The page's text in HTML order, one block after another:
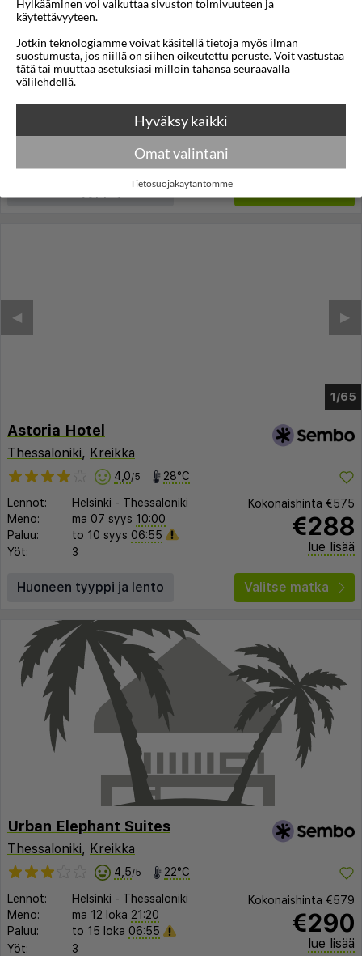
Hotel Socrates
Ateena,Kreikka
Lennot: Helsinki-Ateena
05:30
Paluu:
ti 03 marras 15:15
Kokonaishinta€573
€287
Huoneen tyyppi ja lento
1/61
▶︎
◀︎
Astoria Hotel
Thessaloniki, Kreikka
4,0/5 28°C
Lennot: Helsinki - Thessaloniki
Meno:
ma 07 syys 10:00
Paluu:
to 10 syys 06:55
Yöt:
3
Kokonaishinta €575
€288
lue lisää
Huoneen tyyppi ja lento Valitse matka
Urban Elephant Suites
Thessaloniki, Kreikka
4,5/5 22°C
Lennot: Helsinki - Thessaloniki
Meno:
ma 12 loka 21:20
Paluu:
to 15 loka 06:55
Yöt:
3
Kokonaishinta €579
€290
lue lisää
Hylkääminen voi vaikuttaa sivuston toimivuuteen ja
käytettävyyteen.
Jotkin teknologiamme voivat käsitellä tietoja myös ilman
suostumusta, jos niillä on siihen oikeutettu peruste. Voit vastustaa
tätä tai muuttaa asetuksiasi milloin tahansa seuraavalla
välilehdellä.
Hyväksy kaikki
Omat valintani
Tietosuojakäytäntömme